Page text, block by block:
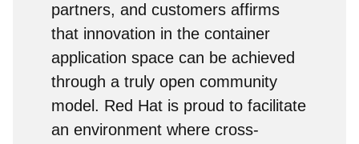
partners, and customers affirms
that innovation in the container
application space can be achieved
through a truly open community
model. Red Hat is proud to facilitate
an environment where cross-